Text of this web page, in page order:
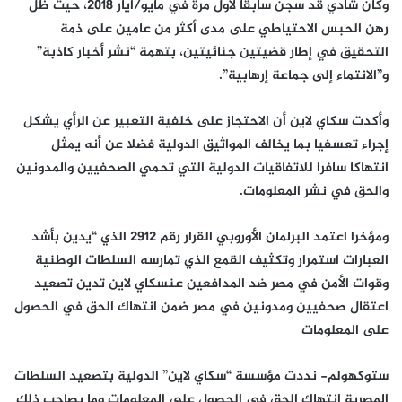
وكان شادي قد سُجن سابقًا لأول مرة في مايو/أيار 2018، حيث ظل
رهن الحبس الاحتياطي على مدى أكثر من عامين على ذمة
التحقيق في إطار قضيتين جنائيتين، بتهمة “نشر أخبار كاذبة”
و”الانتماء إلى جماعة إرهابية”.
وأكدت سكاي لاين أن الاحتجاز على خلفية التعبير عن الرأي يشكل
إجراء تعسفيا بما يخالف المواثيق الدولية فضلا عن أنه يمثل
انتهاكا سافرا للاتفاقيات الدولية التي تحمي الصحفيين والمدونين
والحق في نشر المعلومات.
ومؤخرا اعتمد البرلمان الأوروبي القرار رقم 2912 الذي “يدين بأشد
العبارات استمرار وتكثيف القمع الذي تمارسه السلطات الوطنية
وقوات الأمن في مصر ضد المدافعين عنسكاي لاين تدين تصعيد
اعتقال صحفيين ومدونين في مصر ضمن انتهاك الحق في الحصول
على المعلومات
ستوكهولم- نددت مؤسسة “سكاي لاين” الدولية بتصعيد السلطات